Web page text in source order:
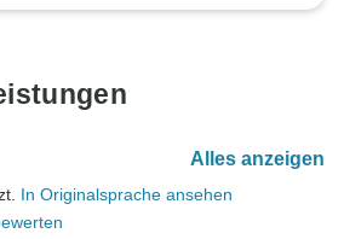
Alles anzeigen
In Originalsprache ansehen